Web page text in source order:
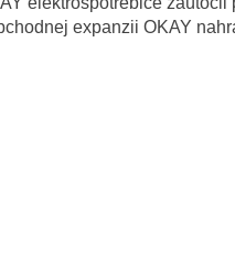
expanzii OKAY